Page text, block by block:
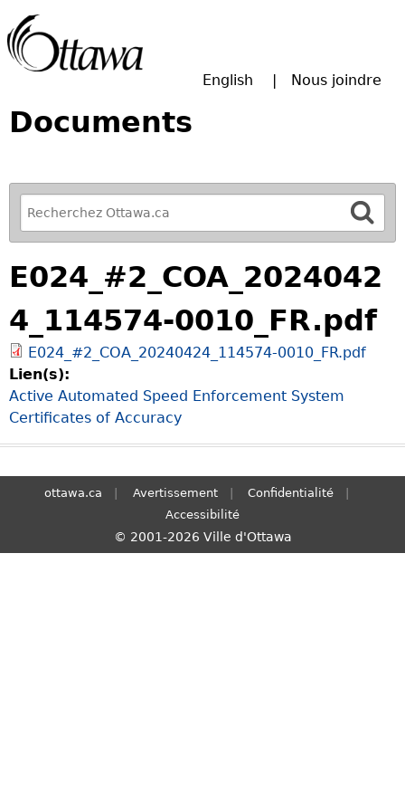
English Nous joindre
Documents
R
e
f
i
n
e
y
o
u
r
S
e
E024_#2_COA_2024042
4_114574-0010_FR.pdf
E024_#2_COA_20240424_114574-0010_FR.pdf
Lien(s):
Active Automated Speed Enforcement System
Certificates of Accuracy
ottawa.ca Avertissement
Confidentialité
Accessibilité
© 2001-2026 Ville d'Ottawa